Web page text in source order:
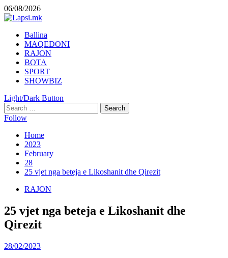
Skip
to
06/08/2026
Primary
Menu
Ballina
MAQEDONI
RAJON
BOTA
SPORT
SHOWBIZ
Light/Dark Button
Search
for:
Follow
Home
2023
February
28
25 vjet nga beteja e Likoshanit dhe Qirezit
RAJON
25 vjet nga beteja e Likoshanit dhe
Qirezit
28/02/2023